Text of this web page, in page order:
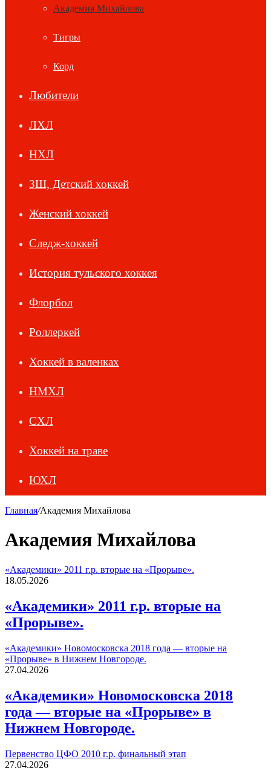
Академия Михайлова
Тигры
Корд
Любители
ЛХЛ
НХЛ
ЗШ, Детский хоккей
Женский хоккей
Следж-хоккей
История тульского хоккея
Флорбол
Роллеркей
Хоккей в валенках
НМХЛ
СХЛ
Хоккей на траве
ЮХЛ
Главная/Академия Михайлова
Академия Михайлова
«Академики» 2011 г.р. вторые на «Прорыве».
18.05.2026
«Академики» 2011 г.р. вторые на
«Прорыве».
«Академики» Новомосковска 2018 года — вторые на
«Прорыве» в Нижнем Новгороде.
27.04.2026
«Академики» Новомосковска 2018
года — вторые на «Прорыве» в
Нижнем Новгороде.
Первенство ЦФО 2010 г.р. финальный этап
27.04.2026